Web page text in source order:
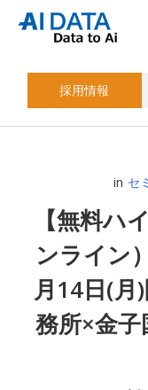
採用情報
in セ
【無料ハ
ンライン
月14日(月
務所×金